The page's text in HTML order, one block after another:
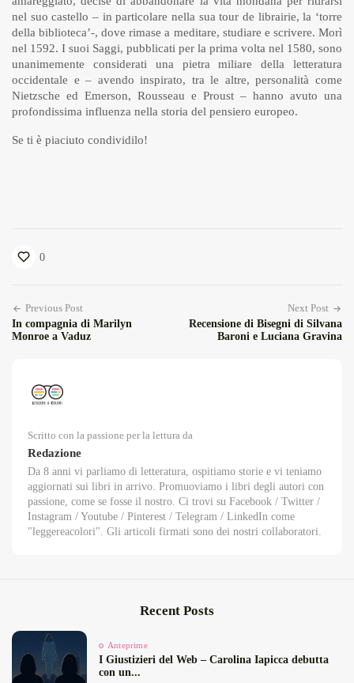
nel suo castello – in particolare nella sua tour de librairie, la ‘torre
della biblioteca’-, dove rimase a meditare, studiare e scrivere. Morì
nel 1592. I suoi Saggi, pubblicati per la prima volta nel 1580, sono
unanimemente considerati una pietra miliare della letteratura
occidentale e – avendo inspirato, tra le altre, personalità come
Nietzsche ed Emerson, Rousseau e Proust – hanno avuto una
profondissima influenza nella storia del pensiero europeo.
Se ti è piaciuto condividilo!
0
Previous Post
In compagnia di Marilyn
Monroe a Vaduz
Next Post
Recensione di Bisegni di Silvana
Baroni e Luciana Gravina
Scritto con la passione per la lettura da
Redazione
Da 8 anni vi parliamo di letteratura, ospitiamo storie e vi teniamo
aggiornati sui libri in arrivo. Promuoviamo i libri degli autori con
passione, come se fosse il nostro. Ci trovi su Facebook / Twitter /
Instagram / Youtube / Pinterest / Telegram / LinkedIn come
"leggereacolori". Gli articoli firmati sono dei nostri collaboratori.
Recent Posts
Anteprime
I Giustizieri del Web – Carolina Iapicca debutta
con un...